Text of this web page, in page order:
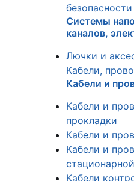
безопасности
Системы
каналов,
Лючки и
Кабели,
Кабели и
Кабели и
прокладки
Кабели и
Кабели и
Кабели